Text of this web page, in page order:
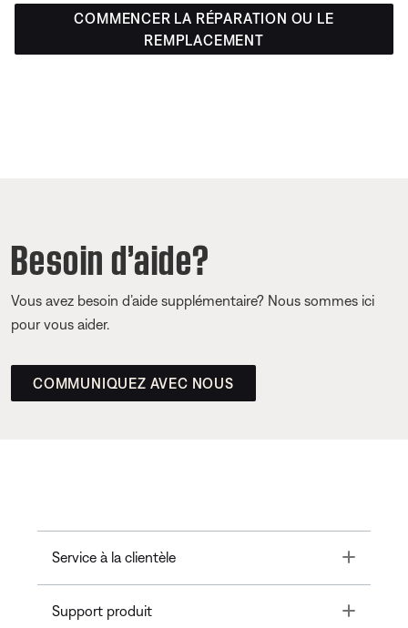
COMMENCER LA RÉPARATION OU LE
REMPLACEMENT
Besoin d’aide?
Vous avez besoin d’aide supplémentaire? Nous sommes ici
pour vous aider.
COMMUNIQUEZ AVEC NOUS
Service à la clientèle Toggle
Support produit Toggle